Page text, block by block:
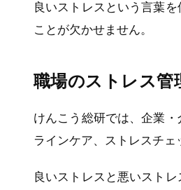
良いストレスという言葉
ことが欠かせません。
職場のストレス管
けんこう総研では、企業
ラインケア、ストレスチ
良いストレスと悪いスト